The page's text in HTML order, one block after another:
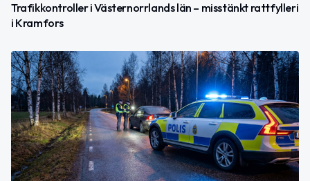
Trafikkontroller i Västernorrlands län – misstänkt rattfylleri
i Kramfors